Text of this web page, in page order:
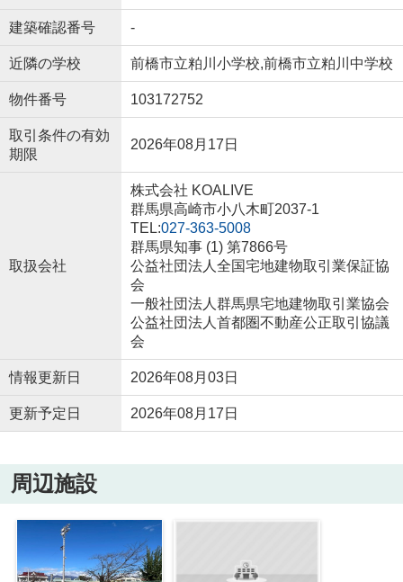
建築確認番号 -
近隣の学校 前橋市立粕川小学校,前橋市立粕川中学校
物件番号 103172752
取引条件の有効
期限
2026年08月17日
取扱会社
株式会社 KOALIVE
群馬県高崎市小八木町2037-1
TEL:027-363-5008
群馬県知事 (1) 第7866号
公益社団法人全国宅地建物取引業保証協
会
一般社団法人群馬県宅地建物取引業協会
公益社団法人首都圏不動産公正取引協議
会
情報更新日 2026年08月03日
更新予定日 2026年08月17日
周辺施設